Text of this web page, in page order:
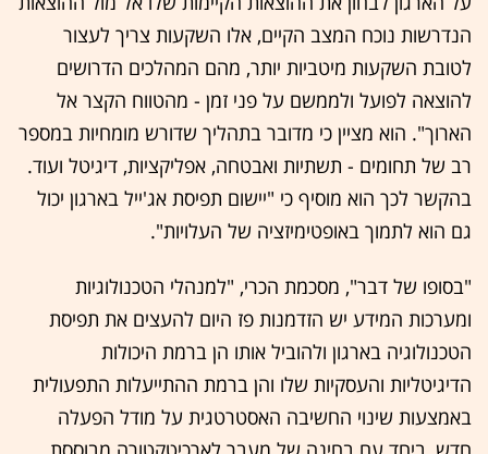
הנדרשות נוכח המצב הקיים, אלו השקעות צריך לעצור
לטובת השקעות מיטביות יותר, מהם המהלכים הדרושים
להוצאה לפועל ולממשם על פני זמן - מהטווח הקצר אל
הארוך". הוא מציין כי מדובר בתהליך שדורש מומחיות במספר
רב של תחומים - תשתיות ואבטחה, אפליקציות, דיגיטל ועוד.
בהקשר לכך הוא מוסיף כי "יישום תפיסת אג'ייל בארגון יכול
גם הוא לתמוך באופטימיזציה של העלויות".
"בסופו של דבר", מסכמת הכרי, "למנהלי הטכנולוגיות
ומערכות המידע יש הזדמנות פז היום להעצים את תפיסת
הטכנולוגיה בארגון ולהוביל אותו הן ברמת היכולות
הדיגיטליות והעסקיות שלו והן ברמת ההתייעלות התפעולית
באמצעות שינוי החשיבה האסטרטגית על מודל הפעלה